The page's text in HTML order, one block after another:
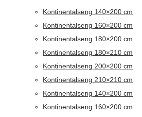
Kontinentalseng 140×200 cm
Kontinentalseng 160×200 cm
Kontinentalseng 180×200 cm
Kontinentalseng 180×210 cm
Kontinentalseng 200×200 cm
Kontinentalseng 210×210 cm
Kontinentalseng 140×200 cm
Kontinentalseng 160×200 cm